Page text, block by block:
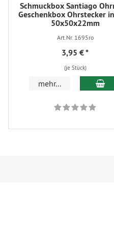
Schmuckbox Santiago
Geschenkbox Ohrstecker
50x50x22mm
Art.Nr. 1695ro
3,95 €*
(je Stück)
mehr... In